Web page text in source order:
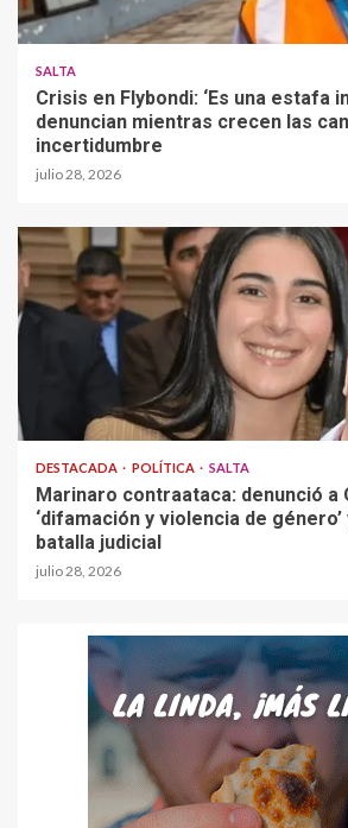
SALTA
Crisis en Flybondi: ‘Es una estafa
denuncian mientras crecen las
incertidumbre
julio 28, 2026
DESTACADA POLÍTICA SALTA
Marinaro contraataca: denunció a
‘difamación y violencia de
batalla judicial
julio 28, 2026